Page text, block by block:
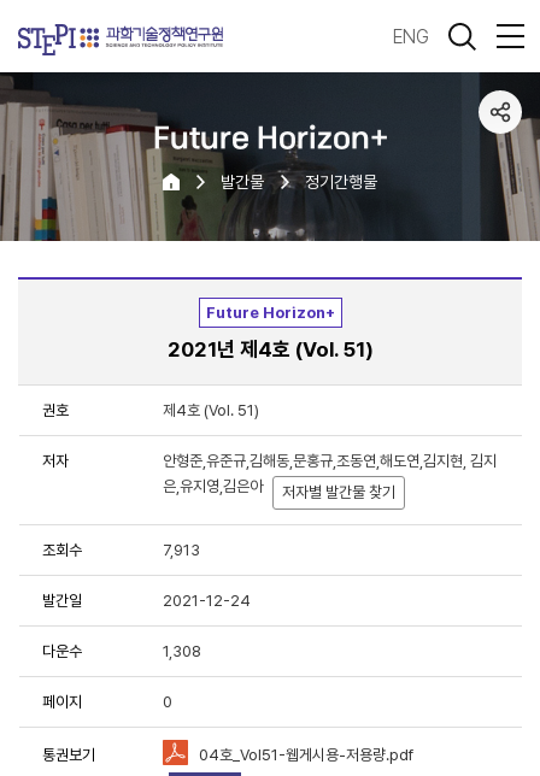
ENG
Future Horizon+
발간물 정기간행물
에 항상 감사드립니다.
한 연구성과물로 저작권 및 이용조건 등을 준수하여 활용해 주시
이용 동의서 및 사용목적 등에 응답 부탁드립니다.
원 연구성과물 활용 현황 및 서비스 분석을 위한 기초자료로 활용
Future Horizon+
2021년 제4호 (Vol. 51)
권호 제4호 (Vol. 51)
저자
안형준,유준규,김해동,문홍규,조동연,해도연,김지현, 김지
은,유지영,김은아
저자별 발간물 찾기
조회수 7,913
발간일 2021-12-24
다운수 1,308
페이지 0
통권보기
04호_Vol51-웹게시용-저용량.pdf